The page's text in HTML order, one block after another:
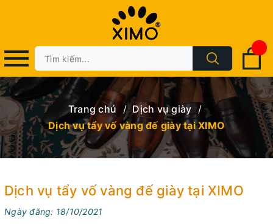
Trang chủ / Dịch vụ giày /
Dịch vụ tẩy vố vàng đế giày tại XIMO
Dịch vụ tẩy vố vàng đế giày tại XIMO
Ngày đăng: 18/10/2021